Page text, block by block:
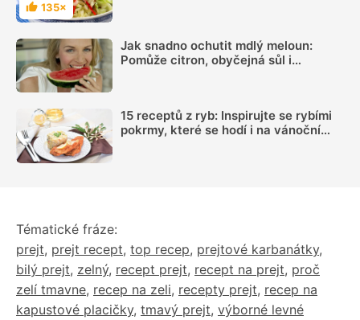
Hodnocení
135×
Jak snadno ochutit mdlý meloun:
Pomůže citron, obyčejná sůl i
15 receptů z ryb: Inspirujte se rybími
pokrmy, které se hodí i na vánoční
Tématické fráze:
prejt, prejt recept, top recep, prejtové karbanátky,
bilý prejt, zelný, recept prejt, recept na prejt, proč
zelí tmavne, recep na zeli, recepty prejt, recep na
kapustové placičky, tmavý prejt, výborné levné